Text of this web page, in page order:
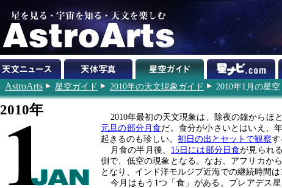
AstroArts 星空ガイド 2010年の天文現象ガイド 2010年1月の星空
2010年
2010年最初の天文現象は、除夜の鐘からほ
元旦の部分月食だ。食分が小さいとはいえ、
起きるのも珍しい。 初日の出とセットで観察す
月食の半月後、 15日には部分日食が見られ
側で、低空の現象となる。なお、アフリカか
となり、インド洋モルジブ近海での継続時間は
今月はもう1つ「食」がある。プレアデス